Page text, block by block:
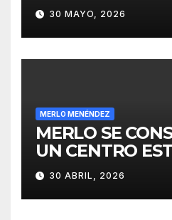
30 MAYO, 2026
MERLO MENÉNDEZ
MERLO SE
UN CENTRO
PARA EL
INVERSIONES
30 ABRIL, 2026